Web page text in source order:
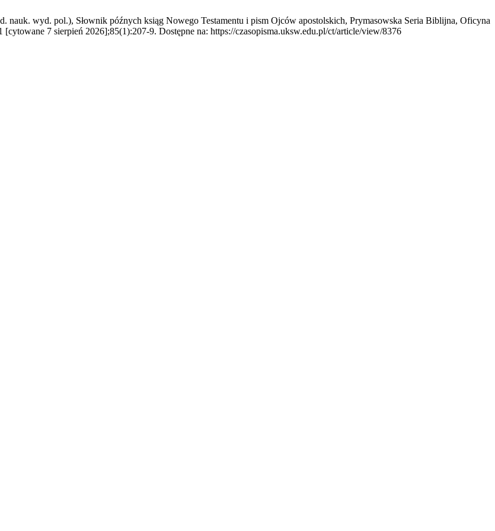
wyd. pol.), Słownik późnych ksiąg Nowego Testamentu i pism Ojców apostolskich, Prymasowska Seria Biblijna, Oficyna
7 sierpień 2026];85(1):207-9. Dostępne na: https://czasopisma.uksw.edu.pl/ct/article/view/8376